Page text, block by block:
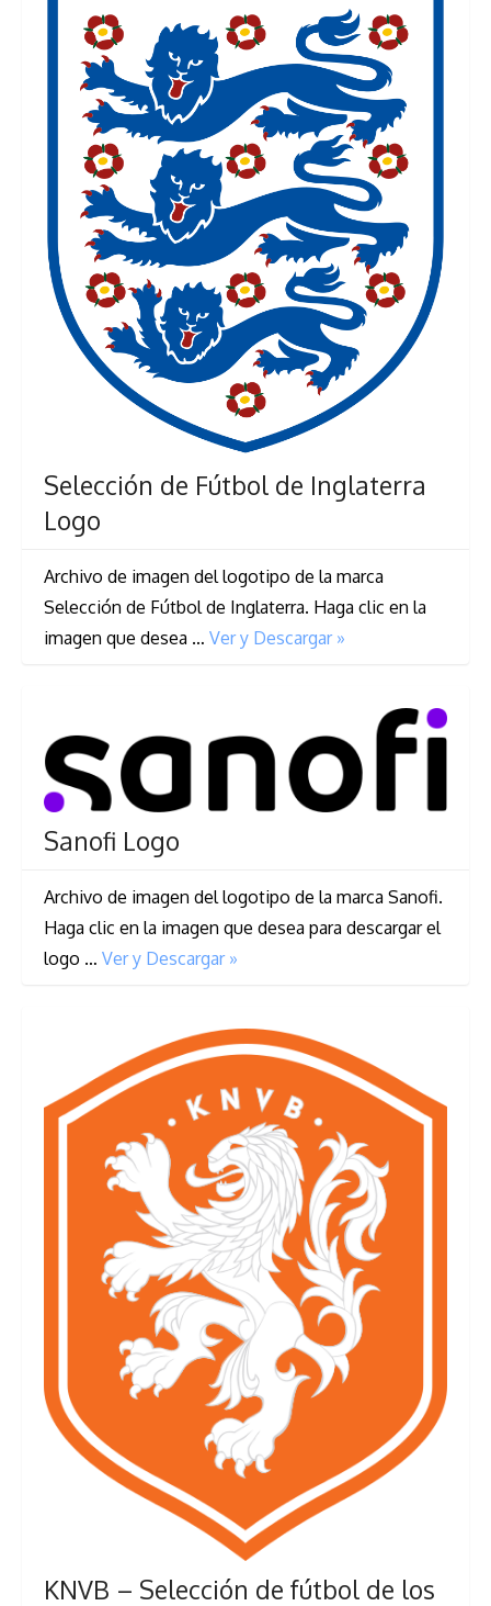
Selección de Fútbol de Inglaterra
Logo
Archivo de imagen del logotipo de la marca
Selección de Fútbol de Inglaterra. Haga clic en la
imagen que desea … Ver y Descargar »
Sanofi Logo
Archivo de imagen del logotipo de la marca Sanofi.
Haga clic en la imagen que desea para descargar el
logo … Ver y Descargar »
KNVB – Selección de fútbol de los